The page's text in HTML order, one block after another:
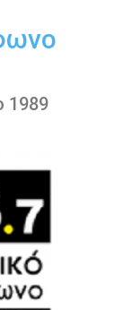
1989